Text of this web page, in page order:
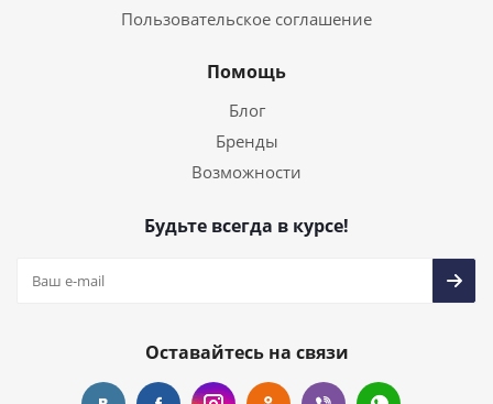
Пользовательское соглашение
Помощь
Блог
Бренды
Возможности
Будьте всегда в курсе!
Оставайтесь на связи